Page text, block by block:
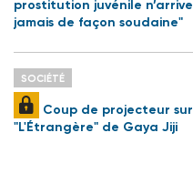
prostitution juvénile n’arrive
jamais de façon soudaine"
SOCIÉTÉ
Coup de projecteur sur
"L'Étrangère" de Gaya Jiji